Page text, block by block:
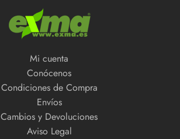
Mi cuenta
Conócenos
Condiciones de Compra
Envíos
Cambios y Devoluciones
Aviso Legal